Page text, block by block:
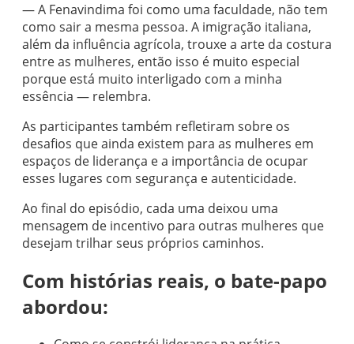
— A Fenavindima foi como uma faculdade, não tem
como sair a mesma pessoa. A imigração italiana,
além da influência agrícola, trouxe a arte da costura
entre as mulheres, então isso é muito especial
porque está muito interligado com a minha
essência — relembra.
As participantes também refletiram sobre os
desafios que ainda existem para as mulheres em
espaços de liderança e a importância de ocupar
esses lugares com segurança e autenticidade.
Ao final do episódio, cada uma deixou uma
mensagem de incentivo para outras mulheres que
desejam trilhar seus próprios caminhos.
Com histórias reais, o bate-papo
abordou: